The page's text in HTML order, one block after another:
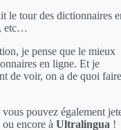
le tour des dictionnaires
etc…
je pense que le mieux
en ligne. Et je
de voir, on a de quoi faire
pouvez également
ou encore à Ultralingua !